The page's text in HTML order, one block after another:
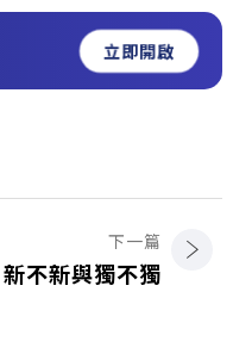
立即開啟
下一篇
新不新與獨不獨